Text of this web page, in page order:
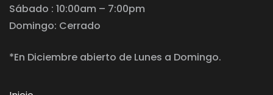
Sábado : 10:00am – 7:00pm
Domingo: Cerrado
*En Diciembre abierto de Lunes a Domingo.